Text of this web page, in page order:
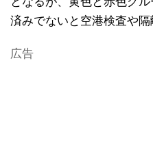
済みでないと空港検査や隔
広告